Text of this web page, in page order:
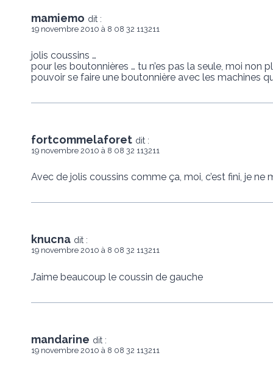
mamiemo dit :
19 novembre 2010 à 8 08 32 113211
jolis coussins …
pour les boutonnières … tu n’es pas la seule, moi non
pouvoir se faire une boutonnière avec les machines
fortcommelaforet dit :
19 novembre 2010 à 8 08 32 113211
Avec de jolis coussins comme ça, moi, c’est fini, je ne
knucna dit :
19 novembre 2010 à 8 08 32 113211
J’aime beaucoup le coussin de gauche
mandarine dit :
19 novembre 2010 à 8 08 32 113211